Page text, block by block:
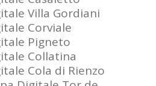
Villa Gordiani
Corviale
Pigneto
Collatina
Cola di Rienzo